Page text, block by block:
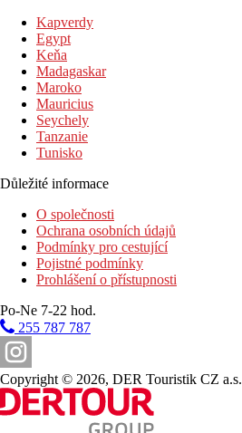
Kapverdy
Egypt
Keňa
Madagaskar
Maroko
Mauricius
Seychely
Tanzanie
Tunisko
Důležité informace
O společnosti
Ochrana osobních údajů
Podmínky pro cestující
Pojistné podmínky
Prohlášení o přístupnosti
Po-Ne 7-22 hod.
255 787 787
Copyright © 2026, DER Touristik CZ a.s.